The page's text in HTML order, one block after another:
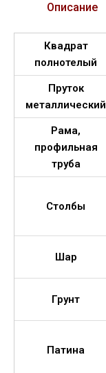
Описание
Квадрат
полнотелый
Пруток
металлический
Рама,
профильная
труба
Столбы
Шар
Грунт
Патина